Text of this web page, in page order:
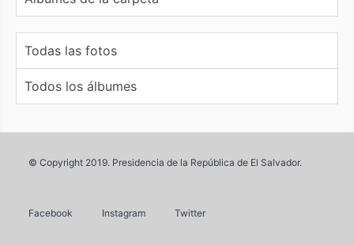
Todas las fotos
Todos los álbumes
© Copyright 2019. Presidencia de la República de El Salvador.
Facebook Instagram Twitter